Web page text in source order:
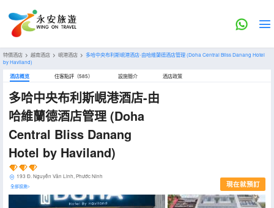
特價酒店 > 越南酒店 > 峴港酒店 > 多哈中央布利斯峴港酒店-由哈維蘭德酒店管理(Doha Central Bliss Danang Hotel
by Haviland)
酒店概览 住客點評（585） 設施簡介 酒店政策
多哈中央布利斯峴港酒店-由
哈維蘭德酒店管理 (Doha
Central Bliss Danang
Hotel by Haviland)
193 Đ. Nguyễn Văn Linh, Phước Ninh
全部設施> 現在就預訂